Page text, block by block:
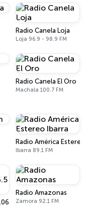
Radio Canela Loja
Loja 96.9 - 98.9 FM
Radio Canela El Oro
Machala 100.7 FM
Radio América Estereo
Ibarra 89.1 FM
FM
Radio Amazonas
Zamora 92.1 FM